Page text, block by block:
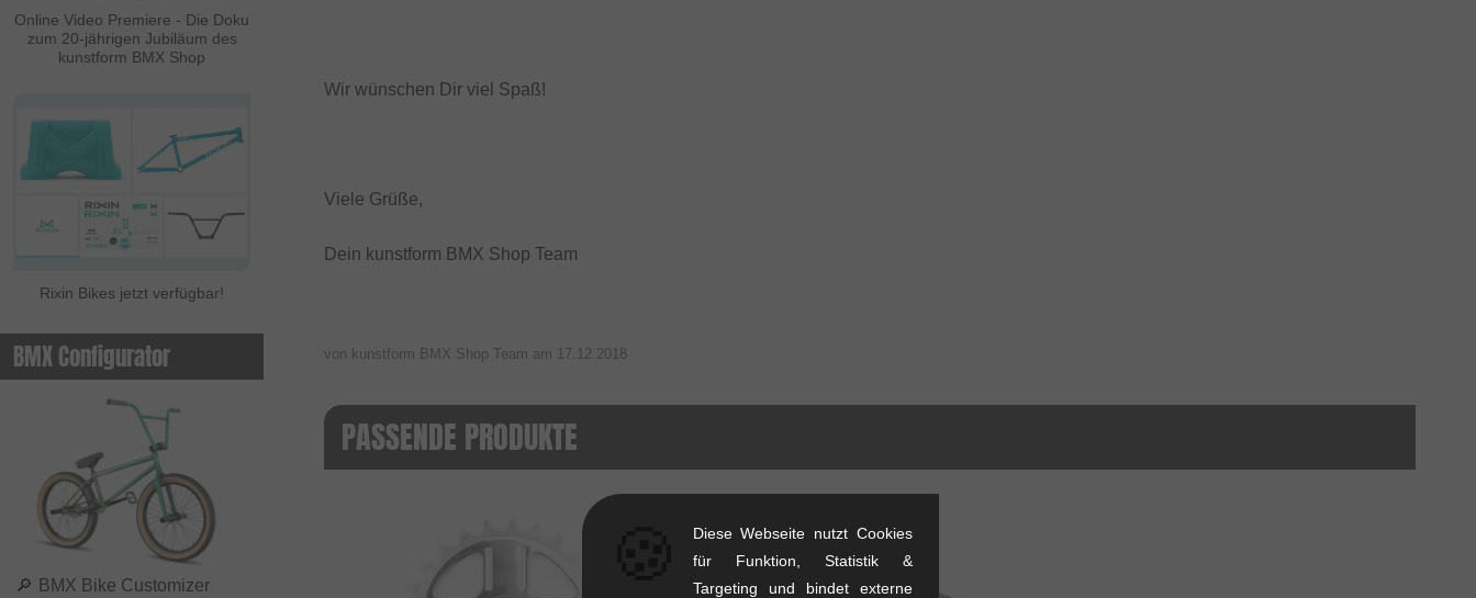
Online Video Premiere - Die Doku
zum 20-jährigen Jubiläum des
kunstform BMX Shop
Rixin Bikes jetzt verfügbar!
BMX Configurator
🔎 BMX Bike Customizer
Wir wünschen Dir viel Spaß!
Viele Grüße,
Dein kunstform BMX Shop Team
von kunstform BMX Shop Team am 17.12.2018
PASSENDE PRODUKTE
Diese Webseite nutzt Cookies
für Funktion, Statistik &
Targeting und bindet externe